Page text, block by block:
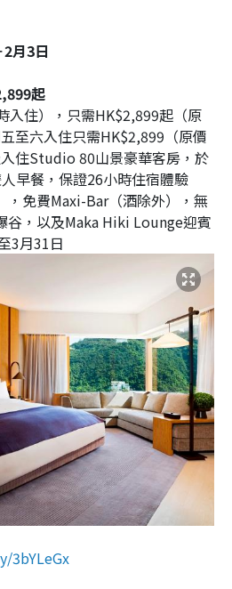
月3日
起
入住），只需HK$2,899起（原
至六入住只需HK$2,899（原價
住Studio 80山景豪華客房，於
早餐，保證26小時住宿體驗
，免費Maxi-Bar（酒除外），無
谷，以及Maka Hiki Lounge迎賓
3月31日
3bYLeGx